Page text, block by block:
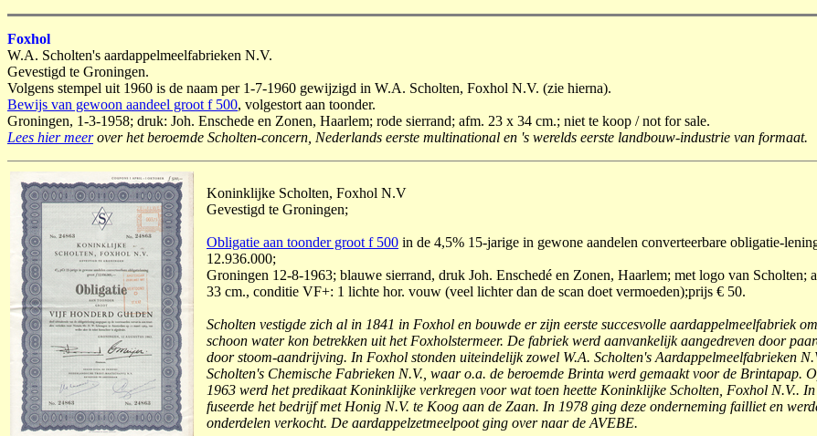
Foxhol
W.A. Scholten's aardappelmeelfabrieken N.V.
Gevestigd te Groningen.
Volgens stempel uit 1960 is de naam per 1-7-1960 gewijzigd in W.A. Scholten, Foxhol N.V. (zie hierna).
Bewijs van gewoon aandeel groot f 500, volgestort aan toonder.
Groningen, 1-3-1958; druk: Joh. Enschede en Zonen, Haarlem; rode sierrand; afm. 23 x 34 cm.; niet te koop / not for sale.
Lees hier meerover het beroemde Scholten-concern, Nederlands eerste multinational en 's werelds eerste landbouw-industrie van formaat.
Koninklijke Scholten, Foxhol N.V
Gevestigd te Groningen;
Obligatie aan toonder groot f 500 in de 4,5% 15-jarige in gewone aandelen converteerbare obligatie-
12.936.000;
Groningen 12-8-1963; blauwe sierrand, druk Joh. Enschedé en Zonen, Haarlem; met logo van Scholten;
33 cm., conditie VF+: 1 lichte hor. vouw (veel lichter dan de scan doet vermoeden);prijs € 50.
Scholten vestigde zich al in 1841 in Foxhol en bouwde er zijn eerste succesvolle aardappelmeelfabriek
schoon water kon betrekken uit het Foxholstermeer. De fabriek werd aanvankelijk aangedreven door
door stoom-aandrijving. In Foxhol stonden uiteindelijk zowel W.A. Scholten's Aardappelmeelfabrieken
Scholten's Chemische Fabrieken N.V., waar o.a. de beroemde Brinta werd gemaakt voor de Brintapap.
1963 werd het predikaat Koninklijke verkregen voor wat toen heette Koninklijke Scholten, Foxhol N.V..
fuseerde het bedrijf met Honig N.V. te Koog aan de Zaan. In 1978 ging deze onderneming failliet en
onderdelen verkocht. De aardappelzetmeelpoot ging over naar de AVEBE.